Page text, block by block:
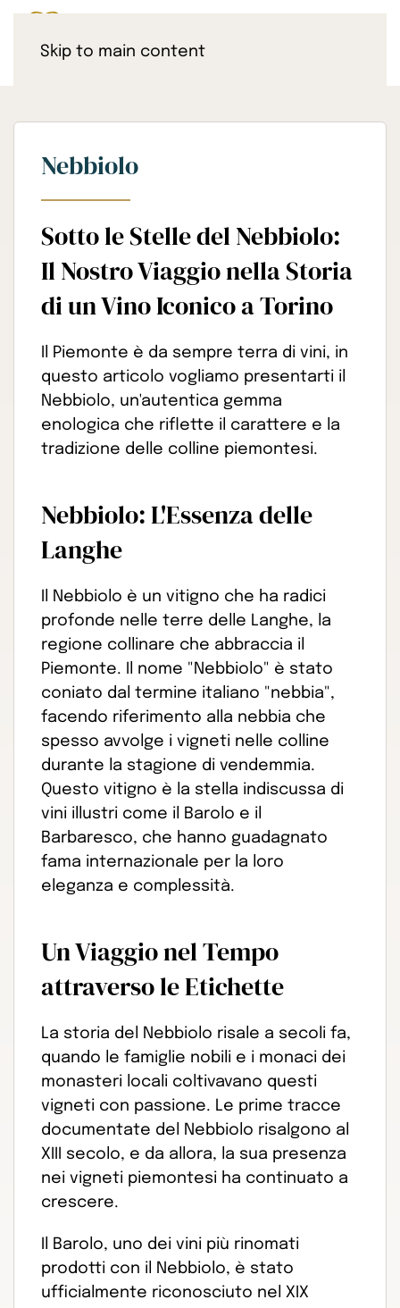
Skip to main content
Nebbiolo
Sotto le Stelle del Nebbiolo:
Il Nostro Viaggio nella Storia
di un Vino Iconico a Torino
Il Piemonte è da sempre terra di vini, in
questo articolo vogliamo presentarti il
Nebbiolo, un'autentica gemma
enologica che riflette il carattere e la
tradizione delle colline piemontesi.
Nebbiolo: L'Essenza delle
Langhe
Il Nebbiolo è un vitigno che ha radici
profonde nelle terre delle Langhe, la
regione collinare che abbraccia il
Piemonte. Il nome "Nebbiolo" è stato
coniato dal termine italiano "nebbia",
facendo riferimento alla nebbia che
spesso avvolge i vigneti nelle colline
durante la stagione di vendemmia.
Questo vitigno è la stella indiscussa di
vini illustri come il Barolo e il
Barbaresco, che hanno guadagnato
fama internazionale per la loro
eleganza e complessità.
Un Viaggio nel Tempo
attraverso le Etichette
La storia del Nebbiolo risale a secoli fa,
quando le famiglie nobili e i monaci dei
monasteri locali coltivavano questi
vigneti con passione. Le prime tracce
documentate del Nebbiolo risalgono al
XIII secolo, e da allora, la sua presenza
nei vigneti piemontesi ha continuato a
crescere.
Il Barolo, uno dei vini più rinomati
prodotti con il Nebbiolo, è stato
ufficialmente riconosciuto nel XIX